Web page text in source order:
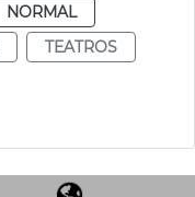
NORMAL
TEATROS